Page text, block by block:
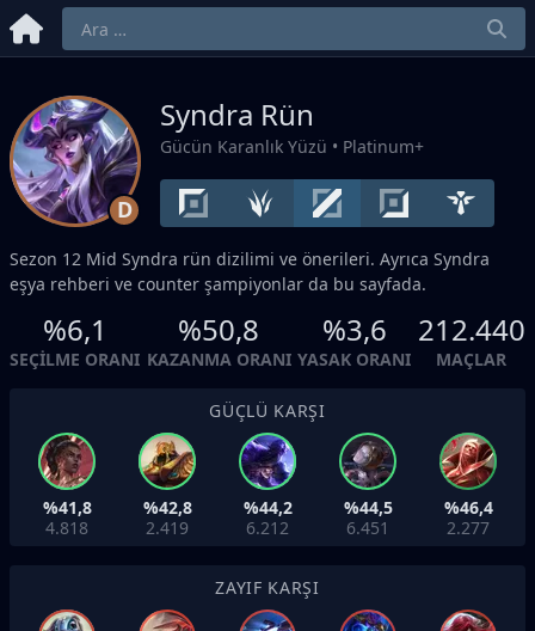
D
Syndra Rün
Gücün Karanlık Yüzü • Platinum+
Sezon 12 Mid Syndra rün dizilimi ve önerileri. Ayrıca Syndra
eşya rehberi ve counter şampiyonlar da bu sayfada.
%6,1
SEÇILME ORANI
%50,8
KAZANMA ORANI
%3,6
YASAK ORANI
212.440
MAÇLAR
GÜÇLÜ KARŞI
%41,8
4.818
%42,8
2.419
%44,2
6.212
%44,5
6.451
%46,4
2.277
ZAYIF KARŞI